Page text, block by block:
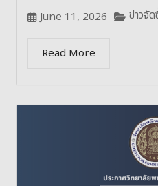
June 11, 2026 ข่าวจั
Read More